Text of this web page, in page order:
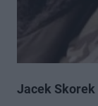
Jacek Skorek